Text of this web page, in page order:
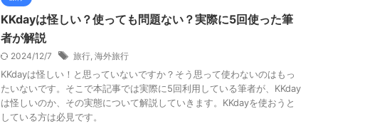
KKdayは怪しい？使っても問題ない？実際に5回使った筆
者が解説
2024/12/7 旅行, 海外旅行
KKdayは怪しい！と思っていないですか？そう思って使わないのはもっ
たいないです。そこで本記事では実際に5回利用している筆者が、KKday
は怪しいのか、その実態について解説していきます。KKdayを使おうと
している方は必見です。